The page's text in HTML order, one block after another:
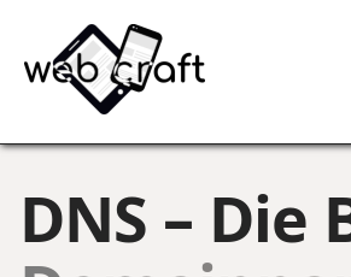
DNS – Die